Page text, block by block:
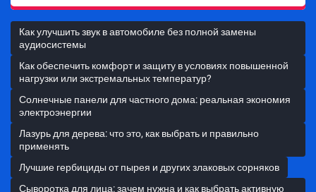
Как улучшить звук в автомобиле без полной замены
аудиосистемы
Как обеспечить комфорт и защиту в условиях повышенной
нагрузки или экстремальных температур?
Солнечные панели для частного дома: реальная экономия
электроэнергии
Лазурь для дерева: что это, как выбрать и правильно
применять
Лучшие гербициды от пырея и других злаковых сорняков
Сыворотка для лица: зачем нужна и как выбрать активную